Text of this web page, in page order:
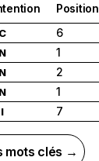
Position
C
6
N
1
N
2
N
1
I 7
mots clés →